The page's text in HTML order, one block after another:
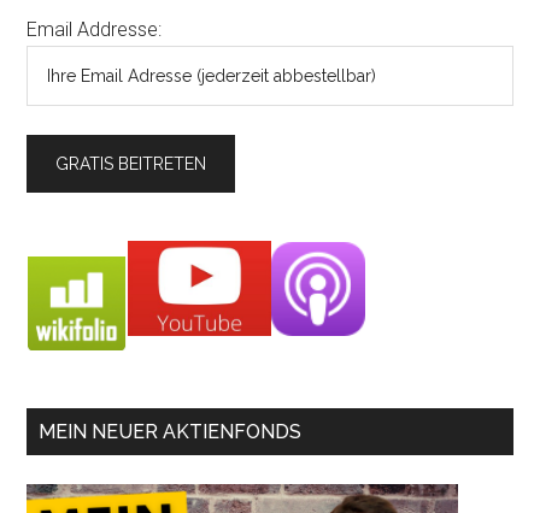
Email Addresse:
MEIN NEUER AKTIENFONDS